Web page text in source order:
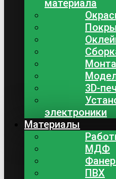
материала
3D-
электроники
Материалы
МДФ
ПВХ